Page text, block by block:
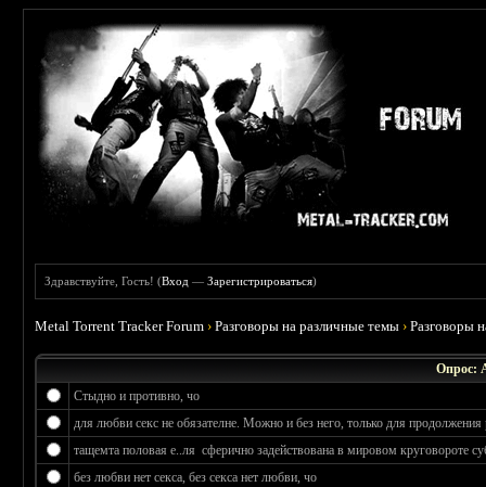
Здравствуйте, Гость! (Вход —Зарегистрироваться)
Metal Torrent Tracker Forum ›Разговоры на различные темы ›Разговоры
Опрос:
Стыдно и противно, чо
для любви секс не обязателне. Можно и без него, только для продолжения
тащемта половая е..ля сферично задействована в мировом круговороте
без любви нет секса, без секса нет любви, чо